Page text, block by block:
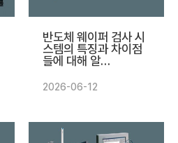
반도체 웨이퍼 검사 시
스템의 특징과 차이점
들에 대해 알…
2026-06-12